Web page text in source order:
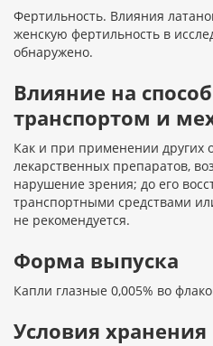
Фертильность. Влияния
женскую фертильность в
обнаружено.
Влияние на
транспортом и
Как и при применении других
лекарственных препаратов,
нарушение зрения; до его
транспортными средствами
не рекомендуется.
Форма выпуска
Капли глазные 0,005% во
Условия хранения